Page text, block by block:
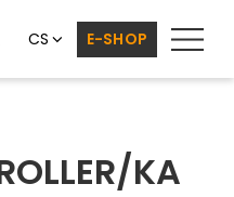
CS E-SHOP
KA